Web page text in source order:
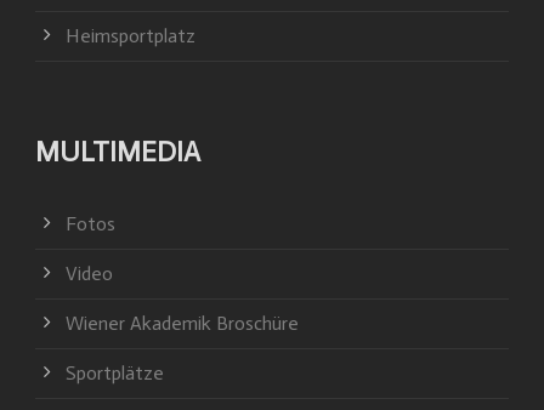
Heimsportplatz
MULTIMEDIA
Fotos
Video
Wiener Akademik Broschüre
Sportplätze